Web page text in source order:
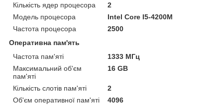
Кількість ядер процесора
2
Модель процесора
Intel Core I5-4200M
Частота процесора
2500
Оперативна пам'ять
Частота пам'яті
1333 МГц
Максимальний об'єм
пам'яті
16 GB
Кількість слотів пам'яті
2
Об'єм оперативної пам'яті
4096